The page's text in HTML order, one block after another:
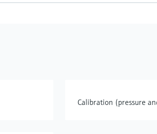
Calibration (pressure